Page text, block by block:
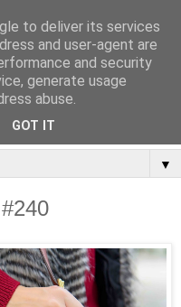
▼
to deliver its services
and user-agent are
and security
generate usage
abuse.
GOT IT